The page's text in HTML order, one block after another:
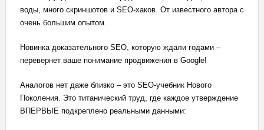
воды, много скриншотов и SEO-хаков. От известного автора с
очень большим опытом.
Новинка доказательного SEO, которую ждали годами –
перевернет ваше понимание продвижения в Google!
Аналогов нет даже близко – это SEO-учебник Нового
Поколения. Это титанический труд, где каждое утверждение
ВПЕРВЫЕ подкреплено реальными данными: